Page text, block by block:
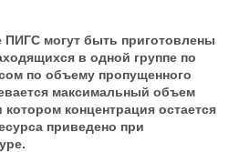
могут быть приготовлены
в одной группе по
по объему пропущенного
максимальный объем
котором концентрация остается
приведено при